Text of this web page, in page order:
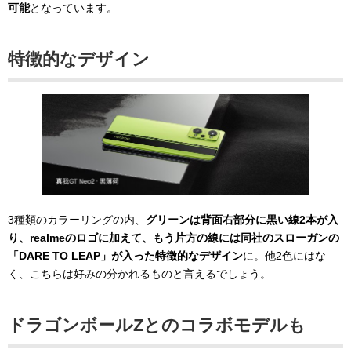
可能となっています。
特徴的なデザイン
3種類のカラーリングの内、 グリーンは背面右部分に黒い線2本が入
り、realmeのロゴに加えて、もう片方の線には同社のスローガンの
「DARE TO LEAP」が入った特徴的なデザインに。他2色にはな
く、こちらは好みの分かれるものと言えるでしょう。
ドラゴンボールZとのコラボモデルも